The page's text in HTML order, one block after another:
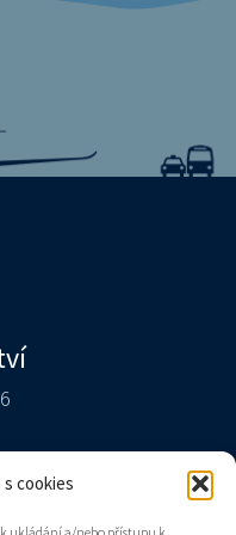
cookies